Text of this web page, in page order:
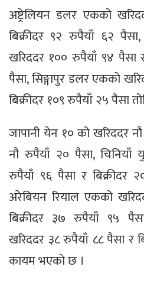
अष्ट्रेलियन डलर एकको
बिक्रीदर ९२ रुपैयाँ ६२
खरिददर १०० रुपैयाँ ९४ पैसा
पैसा, सिङ्गापुर डलर एकको
बिक्रीदर १०९ रुपैयाँ २५ पैसा
जापानी येन १० को खरिददर
नौ रुपैयाँ २० पैसा,
रुपैयाँ ९६ पैसा र बिक्रीदर
अरेबियन रियाल एकको
बिक्रीदर ३७ रुपैयाँ ९५
खरिददर ३८ रुपैयाँ ८८ पैसा र
कायम भएको छ ।